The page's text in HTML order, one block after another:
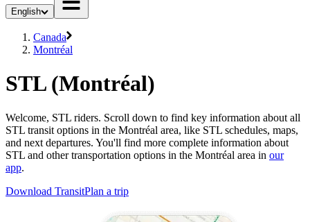
English
Canada
Montréal
STL (Montréal)
Welcome, STL riders. Scroll down to find key information about all
STL transit options in the Montréal area, like STL schedules, maps,
and next departures. You'll find more complete information about
STL and other transportation options in the Montréal area in our
app.
Download TransitPlan a trip